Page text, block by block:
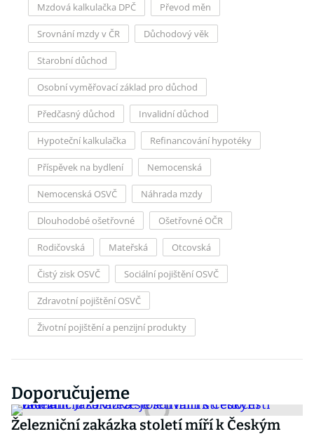
Mzdová kalkulačka DPČ Převod měn
Srovnání mzdy v ČR Důchodový věk
Starobní důchod
Osobní vyměřovací základ pro důchod
Předčasný důchod Invalidní důchod
Hypoteční kalkulačka Refinancování hypotéky
Příspěvek na bydlení Nemocenská
Nemocenská OSVČ Náhrada mzdy
Dlouhodobé ošetřovné Ošetřovné OČR
Rodičovská Mateřská Otcovská
Čistý zisk OSVČ Sociální pojištění OSVČ
Zdravotní pojištění OSVČ
Životní pojištění a penzijní produkty
Doporučujeme
Železniční zakázka století míří k Českým